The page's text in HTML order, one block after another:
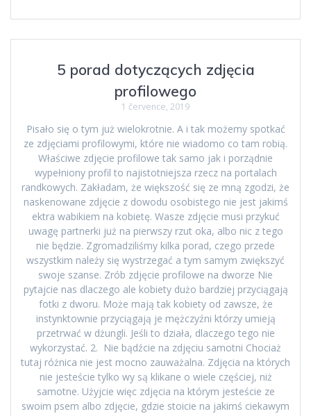
5 porad dotyczących zdjęcia
profilowego
1 července, 2019
Pisało się o tym już wielokrotnie. A i tak możemy spotkać
ze zdjęciami profilowymi, które nie wiadomo co tam robią.
Właściwe zdjęcie profilowe tak samo jak i porządnie
wypełniony profil to najistotniejsza rzecz na portalach
randkowych. Zakładam, że większość się ze mną zgodzi, że
naskenowane zdjęcie z dowodu osobistego nie jest jakimś
ektra wabikiem na kobietę. Wasze zdjęcie musi przykuć
uwagę partnerki już na pierwszy rzut oka, albo nic z tego
nie będzie. Zgromadziliśmy kilka porad, czego przede
wszystkim należy się wystrzegać a tym samym zwiększyć
swoje szanse. Zrób zdjęcie profilowe na dworze Nie
pytajcie nas dlaczego ale kobiety dużo bardziej przyciągają
fotki z dworu. Może mają tak kobiety od zawsze, że
instynktownie przyciągają je mężczyźni którzy umieją
przetrwać w dżungli. Jeśli to działa, dlaczego tego nie
wykorzystać. 2. Nie bądźcie na zdjęciu samotni Chociaż
tutaj różnica nie jest mocno zauważalna. Zdjęcia na których
nie jesteście tylko wy są klikane o wiele częściej, niż
samotne. Użyjcie więc zdjęcia na którym jesteście ze
swoim psem albo zdjęcie, gdzie stoicie na jakimś ciekawym